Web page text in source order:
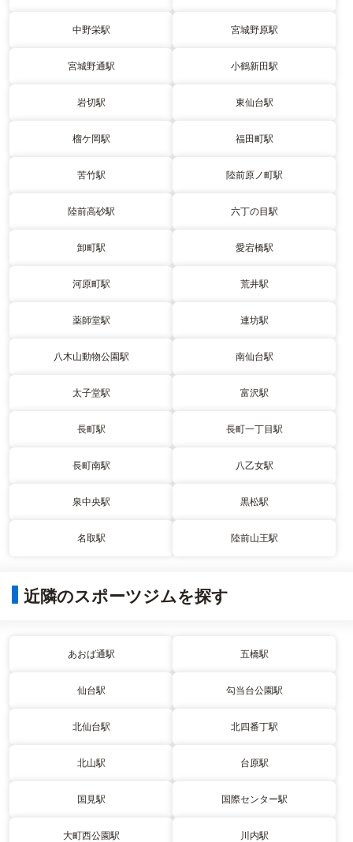
中野栄駅 宮城野原駅
宮城野通駅 小鶴新田駅
岩切駅 東仙台駅
榴ケ岡駅 福田町駅
苦竹駅 陸前原ノ町駅
陸前高砂駅 六丁の目駅
卸町駅 愛宕橋駅
河原町駅 荒井駅
薬師堂駅 連坊駅
八木山動物公園駅 南仙台駅
太子堂駅 富沢駅
長町駅 長町一丁目駅
長町南駅 八乙女駅
泉中央駅 黒松駅
名取駅 陸前山王駅
近隣のスポーツジムを探す
あおば通駅 五橋駅
仙台駅 勾当台公園駅
北仙台駅 北四番丁駅
北山駅 台原駅
国見駅 国際センター駅
大町西公園駅 川内駅